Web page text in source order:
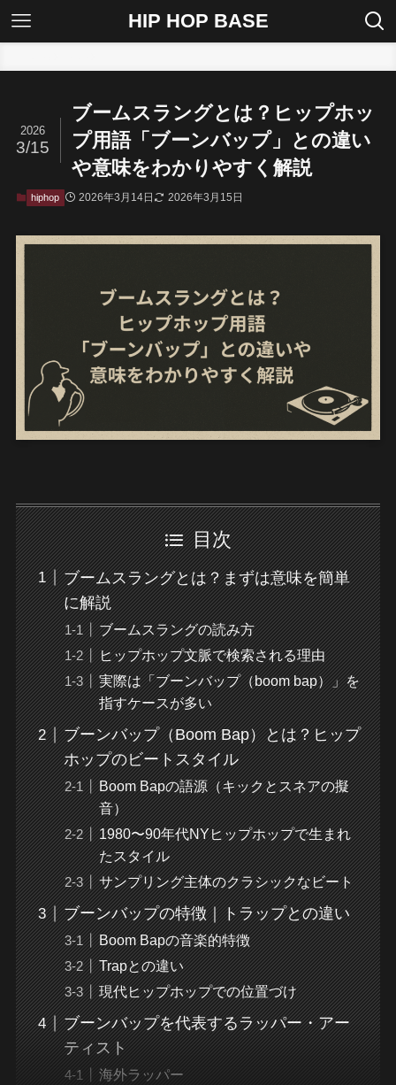
HIP HOP BASE
ブームスラングとは？ヒップホッ
プ用語「ブーンバップ」との違い
や意味をわかりやすく解説
2026
3/15
hiphop 2026年3月14日 2026年3月15日
目次
ブームスラングとは？まずは意味を簡単
に解説
ブームスラングの読み方
ヒップホップ文脈で検索される理由
実際は「ブーンバップ（boom bap）」を
指すケースが多い
ブーンバップ（Boom Bap）とは？ヒップ
ホップのビートスタイル
Boom Bapの語源（キックとスネアの擬
音）
1980〜90年代NYヒップホップで生まれ
たスタイル
サンプリング主体のクラシックなビート
ブーンバップの特徴｜トラップとの違い
Boom Bapの音楽的特徴
Trapとの違い
現代ヒップホップでの位置づけ
ブーンバップを代表するラッパー・アー
ティスト
海外ラッパー